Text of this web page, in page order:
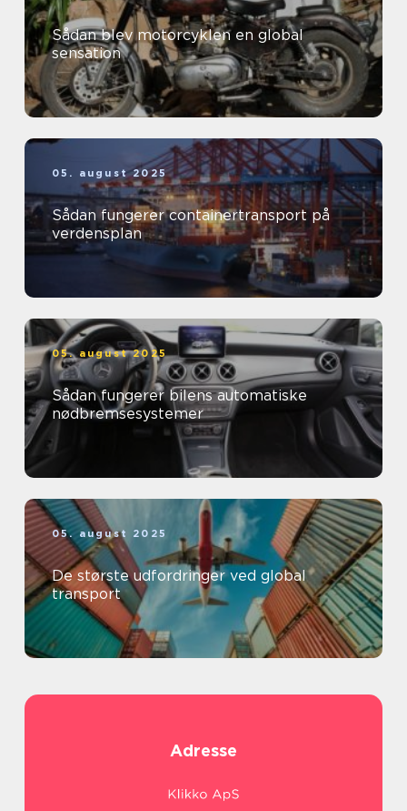
Sådan blev motorcyklen en global
sensation
05. august 2025
Sådan fungerer containertransport på
verdensplan
05. august 2025
Sådan fungerer bilens automatiske
nødbremsesystemer
05. august 2025
De største udfordringer ved global
transport
Adresse